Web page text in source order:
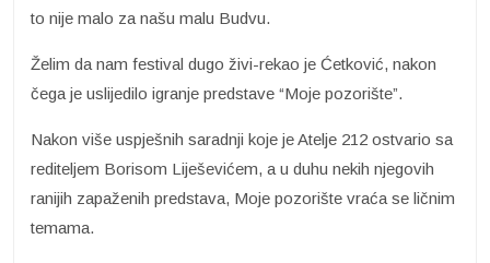
to nije malo za našu malu Budvu.
Želim da nam festival dugo živi-rekao je Ćetković, nakon
čega je uslijedilo igranje predstave “Moje pozorište”.
Nakon više uspješnih saradnji koje je Atelje 212 ostvario sa
rediteljem Borisom Liješevićem, a u duhu nekih njegovih
ranijih zapaženih predstava, Moje pozorište vraća se ličnim
temama.